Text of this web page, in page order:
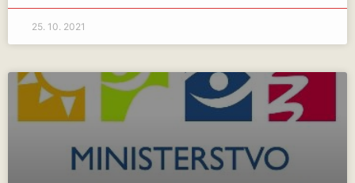
25. 10. 2021